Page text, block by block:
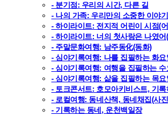
- 분기점: 우리의 시간, 다른 길
- 나의 가족: 우리만의 소중한 이야기
- 하이라이트: 전지적 어린이 시점(
- 하이라이트: 너의 첫사랑은 나였어
- 주말문화여행: 남주동化(동화)
- 심야기록여행: 나를 집필하는 화요
- 심야기록여행: 여행을 집필하는 수
- 심야기록여행: 삶을 집필하는 목요
- 토크콘서트: 호모아키비스트, 기
- 로컬여행: 동네산책, 동네채집(사
- 기록하는 동네, 운천백일장